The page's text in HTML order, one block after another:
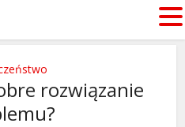
rozwiązanie